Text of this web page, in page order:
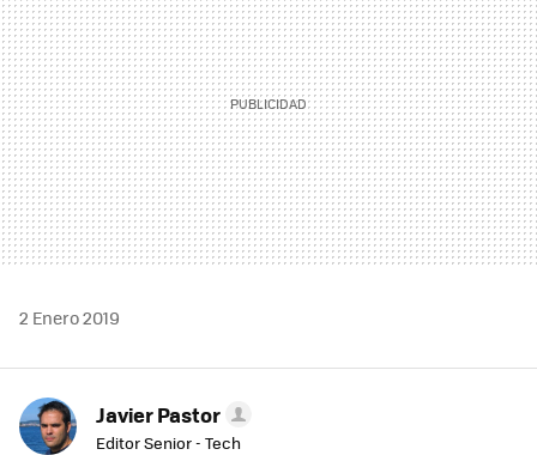
2 Enero 2019
Javier Pastor
Editor Senior - Tech